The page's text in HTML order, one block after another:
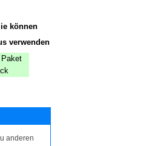
können
verwenden
Paket
anderen